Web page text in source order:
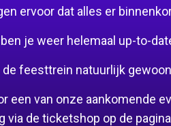
ervoor dat alles er
je weer helemaal up-to-
feesttrein natuurlijk
een van onze aankomende
de ticketshop op de pagina